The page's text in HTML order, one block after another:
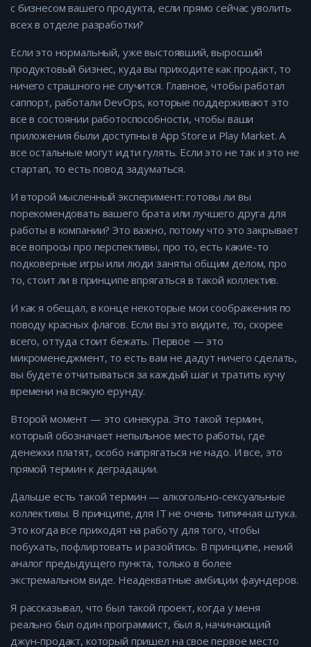
с бизнесом вашего продукта, если прямо сейчас уволить
всех в отделе разработки?
Если это нормальный, уже выстоявший, выросший
продуктовый бизнес, куда вы приходите как продакт, то
ничего страшного не случится. Главное, чтобы работал
саппорт, работали DevOps, которые поддерживают это
все в состоянии работоспособности, чтобы ваши
приложения были доступны в App Store и Play Market. А
все остальные могут идти гулять. Если это не так и это не
стартап, то есть повод задуматься.
И второй мысленный эксперимент: готовы ли вы
порекомендовать вашего брата или лучшего друга для
работы в компании? Это важно, потому что это закрывает
все вопросы про перспективы, про то, есть какие-то
подковерные игры или люди заняты общим делом, про
то, стоит ли в принципе впрягаться в такой коллектив.
И как я обещал, в конце некоторые мои соображения по
поводу красных флагов. Если вы это видите, то, скорее
всего, оттуда стоит бежать. Первое — это
микроменеджмент, то есть вам не дадут ничего сделать,
вы будете отчитываться за каждый шаг и тратить кучу
времени на всякую ерунду.
Второй момент — это синекура. Это такой термин,
который обозначает непыльное место работы, где
денежки платят, особо напрягаться не надо. И все, это
прямой термин к деградации.
Дальше есть такой термин — алкогольно-сексуальные
коллективы. В принципе, для IT не очень типичная штука.
Это когда все приходят на работу для того, чтобы
побухать, пофлиртовать и разойтись. В принципе, некий
аналог предыдущего пункта, только в более
экстремальном виде. Неадекватные амбиции фаундеров.
Я рассказывал, что был такой проект, когда у меня
реально был один программист, был я, начинающий
джун-продакт, который пришел на свое первое место